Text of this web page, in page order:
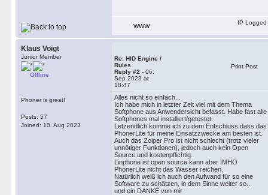
WWW
IP Logged
Klaus Voigt
Junior Member
Offline
Phoner is great!
Posts: 57
Joined: 10. Aug 2023
Re: HID Engine /
Rules
Reply #2 - 06.
Sep 2023 at
18:47
Print Post
Alles nicht so einfach...
Ich habe mich in letzter Zeit viel mit dem Thema
Softphone aus Anwendersicht befasst. Habe fast alle
Softphones mal installiert/getestet.
Letzendlich komme ich zu dem Entschluss dass das
PhonerLite für meine Einsatzzwecke am besten ist.
Auch das Zoiper Pro ist nicht schlecht (trotz vieler
unnötiger Funktionen), jedoch auch kein Open
Source und kostenpflichtig.
Linphone ist open source kann aber IMHO
PhonerLite nicht das Wasser reichen.
Natürlich weiß ich auch den Aufwand für so eine
Software zu schätzen, in dem Sinne weiter so..
und ein DANKE von mir